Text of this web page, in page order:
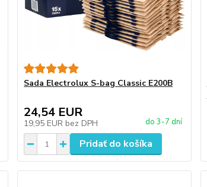
Sada Electrolux S-bag Classic E200B
24,54 EUR
19,95 EUR bez DPH do 3-7 dní
Pridať do košíka